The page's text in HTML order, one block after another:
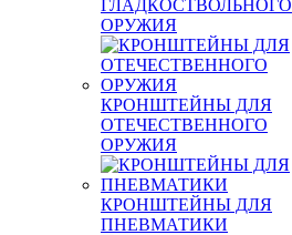
ГЛАДКОСТВОЛЬНОГО
ОРУЖИЯ
КРОНШТЕЙНЫ ДЛЯ
ОТЕЧЕСТВЕННОГО
ОРУЖИЯ
КРОНШТЕЙНЫ ДЛЯ
ПНЕВМАТИКИ